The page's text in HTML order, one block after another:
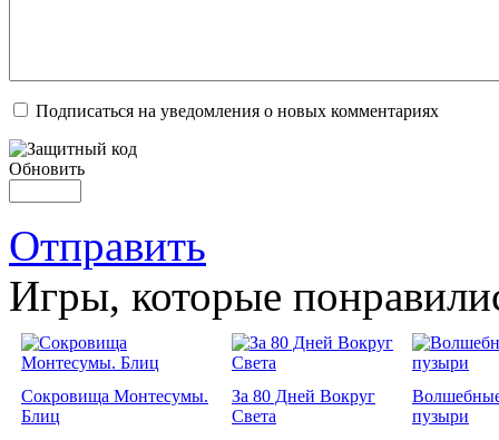
Подписаться на уведомления о новых комментариях
Обновить
Отправить
Игры, которые
Сокровища Монтесумы.
Блиц
За 80 Дней Вокруг
Света
пузыри